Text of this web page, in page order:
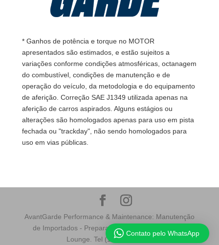
* Ganhos de potência e torque no MOTOR
apresentados são estimados, e estão sujeitos a
variações conforme condições atmosféricas, octanagem
do combustível, condições de manutenção e de
operação do veículo, da metodologia e do equipamento
de aferição. Correção SAE J1349 utilizada apenas na
aferição de carros aspirados. Alguns estágios ou
alterações são homologados apenas para uso em pista
fechada ou "trackday", não sendo homologados para
uso em vias públicas.
AvantGarde Performance & Maintenance: Manutenção
de Importados - Preparação - Dinamômetro 4x4 -
Lounge. Tel (11) 5533-0303
Contato pelo WhatsApp